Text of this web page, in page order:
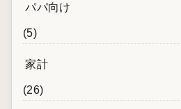
パパ向け
(5)
家計
(26)